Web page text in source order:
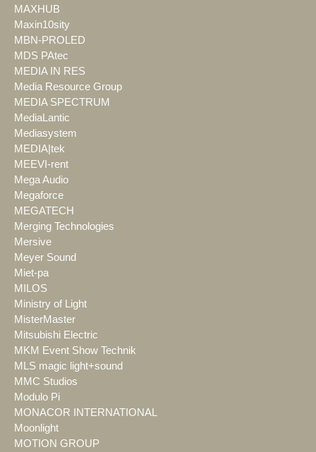
MAXHUB
Maxin10sity
MBN-PROLED
MDS PAtec
MEDIA IN RES
Media Resource Group
MEDIA SPECTRUM
MediaLantic
Mediasystem
MEDIA|tek
MEEVI-rent
Mega Audio
Megaforce
MEGATECH
Merging Technologies
Mersive
Meyer Sound
Miet-pa
MILOS
Ministry of Light
MisterMaster
Mitsubishi Electric
MKM Event Show Technik
MLS magic light+sound
MMC Studios
Modulo Pi
MONACOR INTERNATIONAL
Moonlight
MOTION GROUP